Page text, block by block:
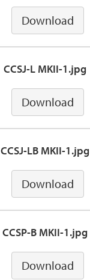
Download
CCSJ-L MKII-1.jpg
Download
CCSJ-LB MKII-1.jpg
Download
CCSP-B MKII-1.jpg
Download